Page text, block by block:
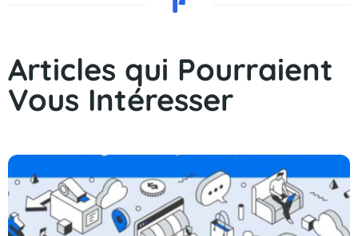
Articles qui Pourraient
Vous Intéresser